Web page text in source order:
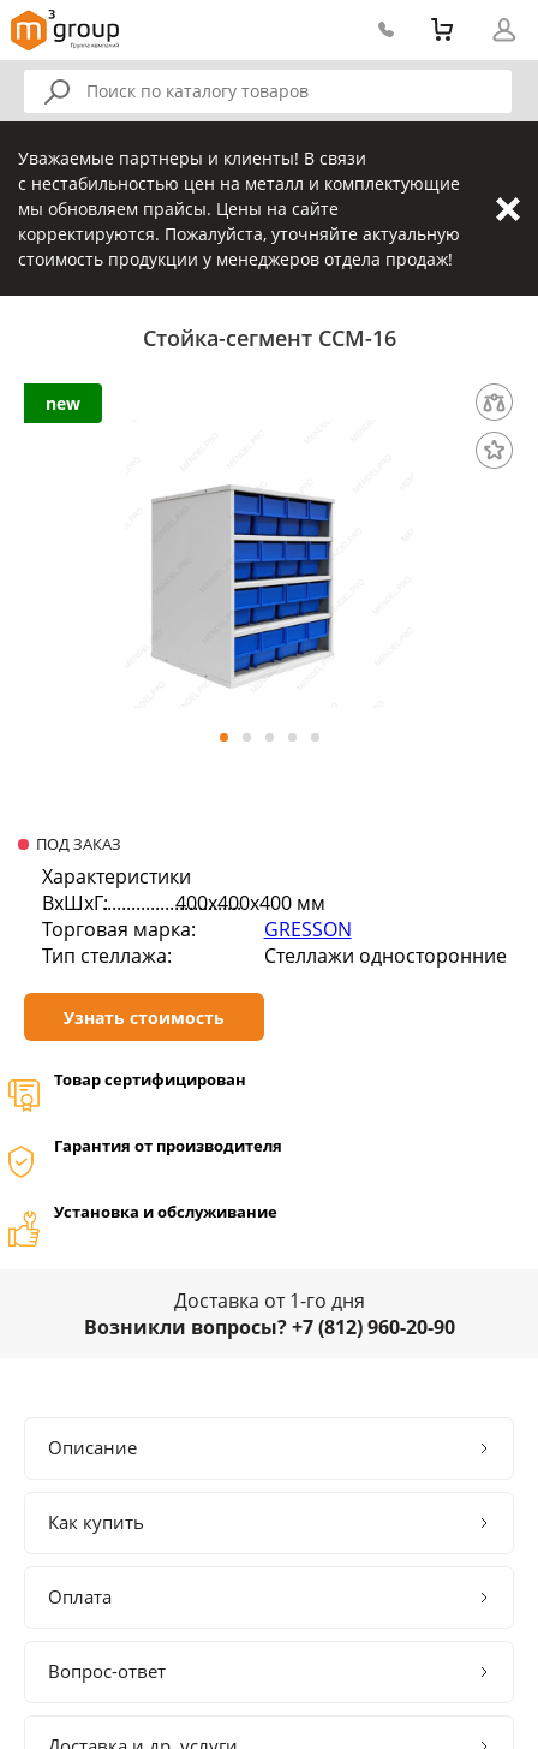
Уважаемые партнеры и клиенты! В связи
с нестабильностью цен на металл и комплектующие
мы обновляем прайсы. Цены на сайте
корректируются. Пожалуйста, уточняйте актуальную
стоимость продукции у менеджеров отдела продаж!
Стойка-сегмент ССМ-16
new
ПОД ЗАКАЗ
Характеристики
ВхШхГ:
400х400х400 мм
Торговая марка:
GRESSON
Тип стеллажа:
Стеллажи односторонние
Узнать стоимость
Товар сертифицирован
Гарантия от производителя
Установка и обслуживание
Доставка от 1-го дня
Возникли вопросы? +7 (812) 960-20-90
Описание
Как купить
Оплата
Вопрос-ответ